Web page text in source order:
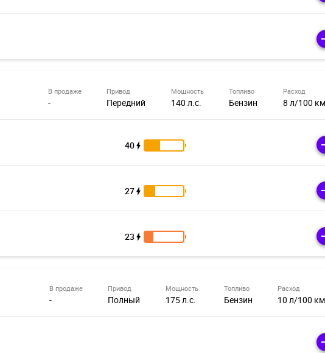
В продаже
-
Привод
Передний
Мощность
140 л.с.
Топливо
Бензин
Расход
8 л/100 км
40
27
23
В продаже
-
Привод
Полный
Мощность
175 л.с.
Топливо
Бензин
Расход
10 л/100 км